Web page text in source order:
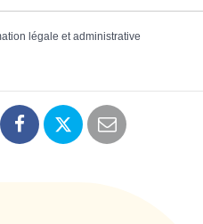
légale et administrative